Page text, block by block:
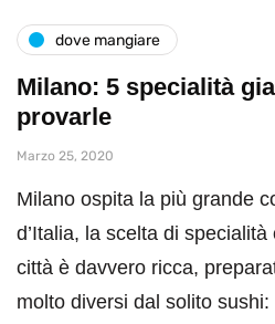
dove mangiare
Milano: 5 specialità
provarle
Marzo 25, 2020
Milano ospita la più grande
d’Italia, la scelta di
città è davvero ricca,
molto diversi dal solito